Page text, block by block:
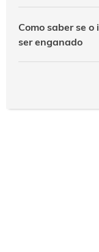
Como saber se
ser enganado